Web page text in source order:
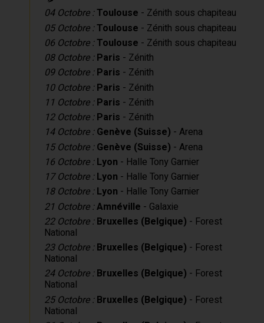
04 Octobre :Toulouse - Zénith sous chapiteau
05 Octobre :Toulouse - Zénith sous chapiteau
06 Octobre :Toulouse - Zénith sous chapiteau
08 Octobre : Paris - Zénith
09 Octobre : Paris - Zénith
10 Octobre : Paris - Zénith
11 Octobre : Paris - Zénith
12 Octobre : Paris - Zénith
14 Octobre : Genève (Suisse) - Arena
15 Octobre : Genève (Suisse) - Arena
16 Octobre : Lyon - Halle Tony Garnier
17 Octobre : Lyon - Halle Tony Garnier
18 Octobre : Lyon - Halle Tony Garnier
21 Octobre :Amnéville - Galaxie
22 Octobre : Bruxelles (Belgique)
National
23 Octobre : Bruxelles (Belgique)
National
24 Octobre : Bruxelles (Belgique)
National
25 Octobre : Bruxelles (Belgique)
National